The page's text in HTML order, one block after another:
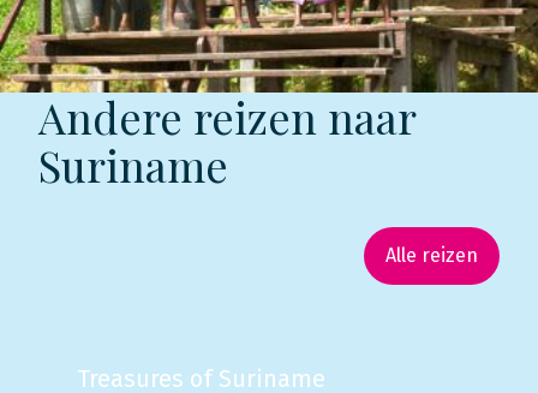
Andere reizen naar
Suriname
Alle reizen
Treasures of Suriname